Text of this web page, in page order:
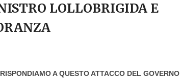
LOLLOBRIGIDA E
A QUESTO ATTACCO DEL GOVERNO